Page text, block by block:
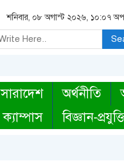
শনিবার, ০৮ অগাস্ট ২০২৬, ১০:০৭
সারাদেশ অর্থনীতি
ক্যাম্পাস বিজ্ঞান-